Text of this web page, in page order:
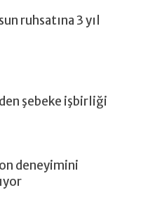
ruhsatına 3 yıl
şebeke işbirliği
deneyimini